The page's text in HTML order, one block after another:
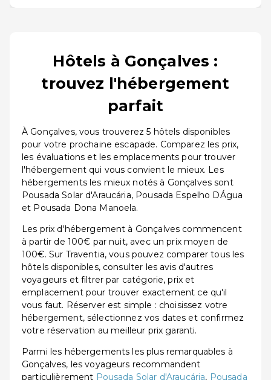
Hôtels à Gonçalves :
trouvez l'hébergement
parfait
À Gonçalves, vous trouverez 5 hôtels disponibles
pour votre prochaine escapade. Comparez les prix,
les évaluations et les emplacements pour trouver
l'hébergement qui vous convient le mieux. Les
hébergements les mieux notés à Gonçalves sont
Pousada Solar d'Araucária, Pousada Espelho DÁgua
et Pousada Dona Manoela.
Les prix d'hébergement à Gonçalves commencent
à partir de 100€ par nuit, avec un prix moyen de
100€. Sur Traventia, vous pouvez comparer tous les
hôtels disponibles, consulter les avis d'autres
voyageurs et filtrer par catégorie, prix et
emplacement pour trouver exactement ce qu'il
vous faut. Réserver est simple : choisissez votre
hébergement, sélectionnez vos dates et confirmez
votre réservation au meilleur prix garanti.
Parmi les hébergements les plus remarquables à
Gonçalves, les voyageurs recommandent
particulièrement Pousada Solar d'Araucária, Pousada